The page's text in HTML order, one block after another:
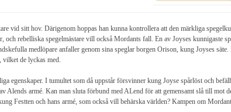
vid sitt hov. Därigenom hoppas han kunna kontrollera att den märkliga
och rebelliska spegelmästare vill också Mordants fall. En av Joyses kunnigaste
medlöpare anfaller genom sina speglar borgen Orison, kung Joyses
vilket de lyckas med.
egenskaper. I tumultet som då uppstår försvinner kung Joyse spårlöst och
Alends armé. Kan man sluta förbund med ALend för att gemensamt slå till mot
Festten och hans armé, som också vill behärska världen? Kampen om